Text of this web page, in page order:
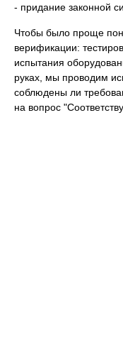
- придание законной
Чтобы было проще
верификации:
испытания
руках, мы проводим
соблюдены ли
на вопрос